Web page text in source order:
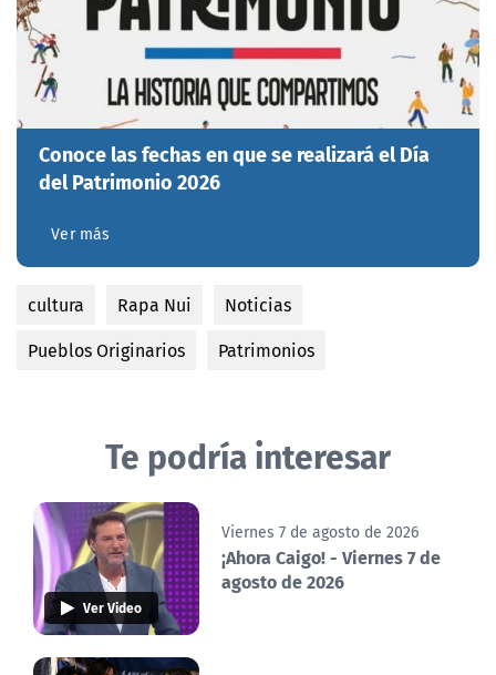
Conoce las fechas en que se realizará el Día
del Patrimonio 2026
Ver más
cultura Rapa Nui
Noticias
Pueblos Originarios
Patrimonios
Te podría interesar
Ver Video
Viernes 7 de agosto de 2026
¡Ahora Caigo! - Viernes 7 de
agosto de 2026